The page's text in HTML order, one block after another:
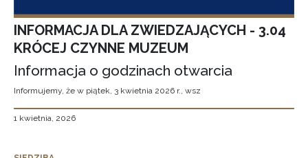
INFORMACJA DLA ZWIEDZAJĄCYCH - 3.04
KRÓCEJ CZYNNE MUZEUM
Informacja o godzinach otwarcia
Informujemy, że w piątek, 3 kwietnia 2026 r., wsz
1 kwietnia, 2026